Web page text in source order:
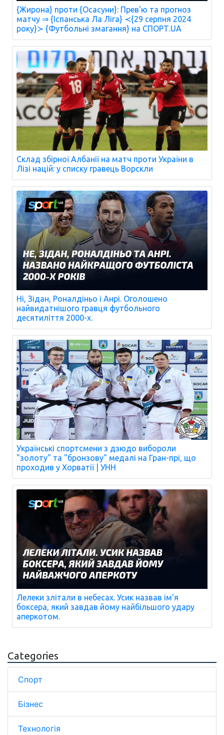
{Жирона} проти {Осасуни}: Прев'ю та прогноз
матчу ⇒ {Іспанська Ла Ліга} ≺{29 серпня 2024
року}≻ {Футбольні змагання} на СПОРТ.UA
Склад збірної Албанії на матч проти України в
Лізі націй: у списку гравець Ворскли
Ні, Зідан, Роналдіньо і Анрі. Оголошено
найвидатнішого гравця футбольного
десятиліття 2000-х.
Українські спортсмени з дзюдо вибороли
"золоту" та "бронзову" медалі на Гран-прі, що
проходив у Хорватії | УНН
Лелеки злітали в небесах. Усик назвав ім'я
боксера, який завдав йому найбільшого удару
аперкотом.
Categories
Спорт
Бізнес
Технологія